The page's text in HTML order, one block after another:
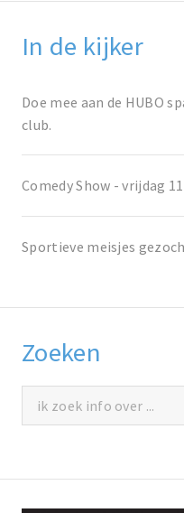
In de kijker
Doe mee aan de HUBO
club.
Comedy Show - vrijdag
Sportieve meisjes
Zoeken